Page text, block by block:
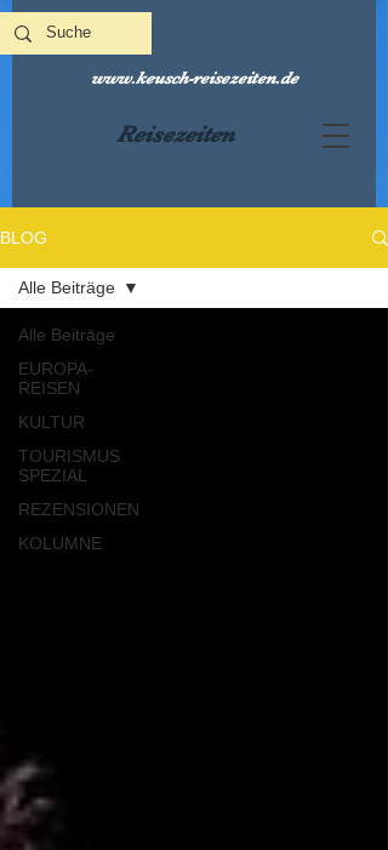
Reisezeiten
www.keusch-reisezeiten.de
BLOG
Alle Beiträge
EUROPA-
REISEN
KULTUR
TOURISMUS
SPEZIAL
REZENSIONEN
KOLUMNE
Alle Beiträge